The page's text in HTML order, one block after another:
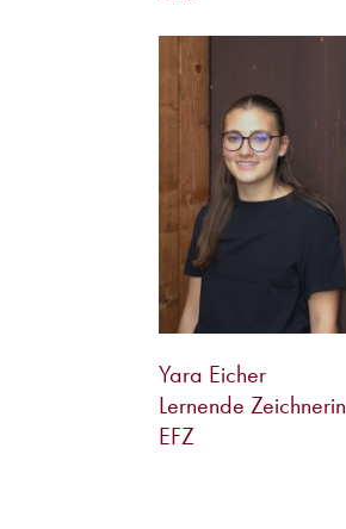
Yara Eicher
Lernende Zeichnerin
EFZ